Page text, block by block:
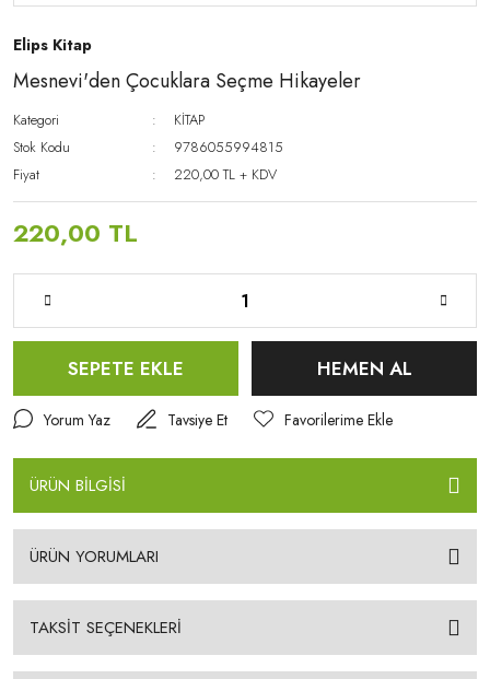
Elips Kitap
Mesnevi'den Çocuklara Seçme Hikayeler
Kategori
KİTAP
Stok Kodu
9786055994815
Fiyat
220,00 TL + KDV
220,00 TL
SEPETE EKLE HEMEN AL
Yorum Yaz Tavsiye Et
ÜRÜN BİLGİSİ
ÜRÜN YORUMLARI
TAKSİT SEÇENEKLERİ